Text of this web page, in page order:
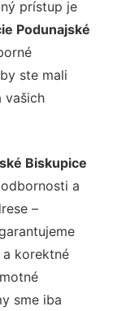
prístup je
Podunajské
ste mali
vašich
Biskupice
a
–
korektné
sme iba